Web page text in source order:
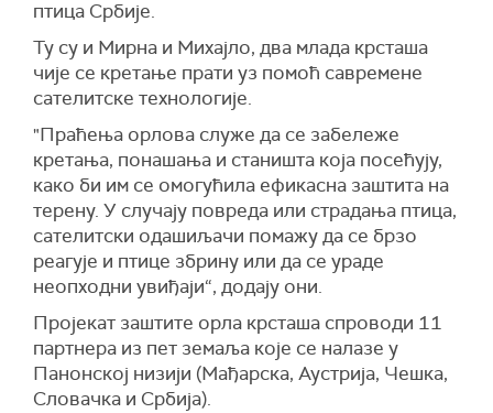
птица Србије.
Ту су и Мирна и Михајло, два млада крсташа
чије се кретање прати уз помоћ савремене
сателитске технологије.
"Праћења орлова служе да се забележе
кретања, понашања и станишта која посећују,
како би им се омогућила ефикасна заштита на
терену. У случају повреда или страдања птица,
сателитски одашиљачи помажу да се брзо
реагује и птице збрину или да се ураде
неопходни увиђаји“, додају они.
Пројекат заштите орла крсташа спроводи 11
партнера из пет земаља које се налазе у
Панонској низији (Мађарска, Аустрија, Чешка,
Словачка и Србија).